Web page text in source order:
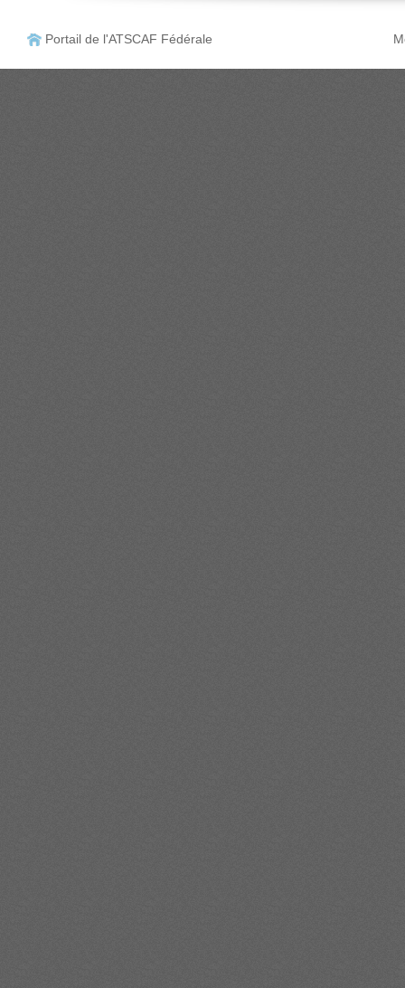
Portail de l'ATSCAF Fédérale